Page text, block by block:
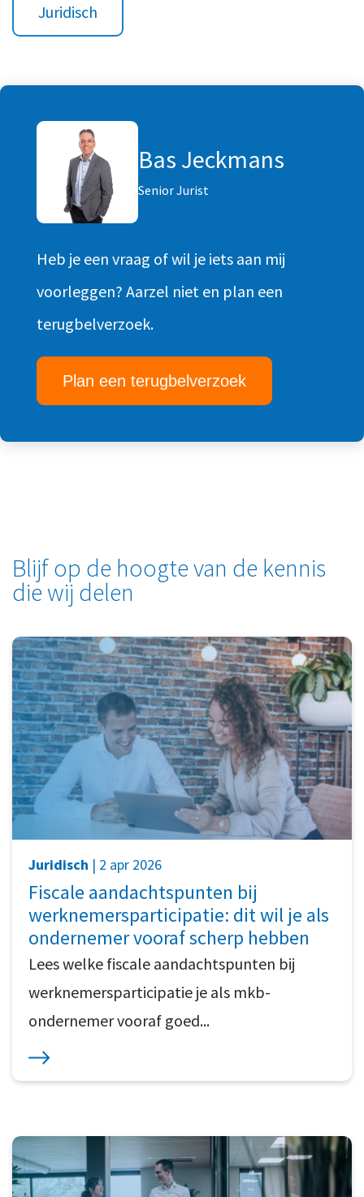
Juridisch
Bas Jeckmans
Senior Jurist
Heb je een vraag of wil je iets aan mij
voorleggen? Aarzel niet en plan een
terugbelverzoek.
Plan een terugbelverzoek
Blijf op de hoogte van de kennis
die wij delen
Juridisch | 2 apr 2026
Fiscale aandachtspunten bij
werknemersparticipatie: dit wil je als
ondernemer vooraf scherp hebben
Lees welke fiscale aandachtspunten bij
werknemersparticipatie je als mkb-
ondernemer vooraf goed...